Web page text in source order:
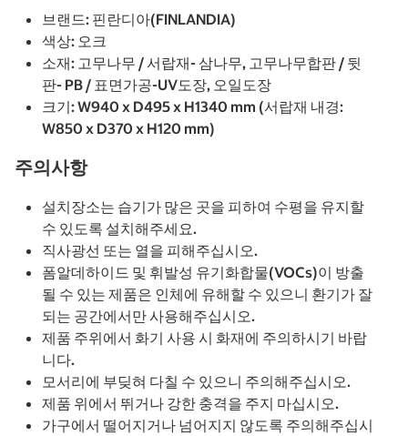
브랜드: 핀란디아(FINLANDIA)
색상: 오크
소재: 고무나무 / 서랍재- 삼나무, 고무나무합판 / 뒷
판- PB / 표면가공-UV도장, 오일도장
크기: W940 x D495 x H1340 mm (서랍재 내경:
W850 x D370 x H120 mm)
주의사항
설치장소는 습기가 많은 곳을 피하여 수평을 유지할
수 있도록 설치해주세요.
직사광선 또는 열을 피해주십시오.
폼알데하이드 및 휘발성 유기화합물(VOCs)이 방출
될 수 있는 제품은 인체에 유해할 수 있으니 환기가 잘
되는 공간에서만 사용해주십시오.
제품 주위에서 화기 사용 시 화재에 주의하시기 바랍
니다.
모서리에 부딪혀 다칠 수 있으니 주의해주십시오.
제품 위에서 뛰거나 강한 충격을 주지 마십시오.
가구에서 떨어지거나 넘어지지 않도록 주의해주십시